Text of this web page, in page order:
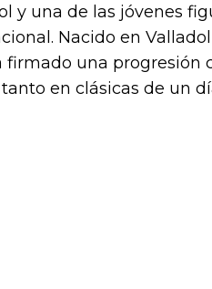
y una de las jóvenes
Nacido en
una progresión
en clásicas de un